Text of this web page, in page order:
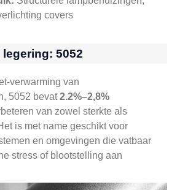
covers
legering: 5052
verwarming van
5052 bevat2.2%–2,8%
van zowel sterkte als
is met name geschikt voor
en omgevingen die vatbaar
stress of blootstelling aan